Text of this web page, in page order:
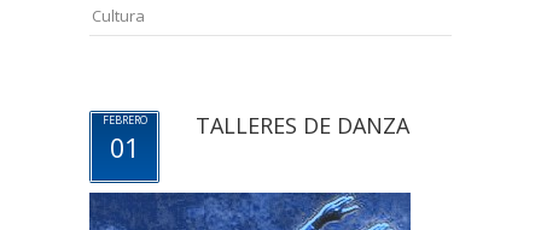
Cultura
FEBRERO
01
TALLERES DE DANZA